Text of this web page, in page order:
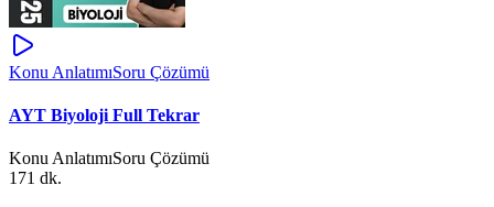
Konu AnlatımıSoru Çözümü
AYT Biyoloji Full Tekrar
Konu AnlatımıSoru Çözümü
171 dk.